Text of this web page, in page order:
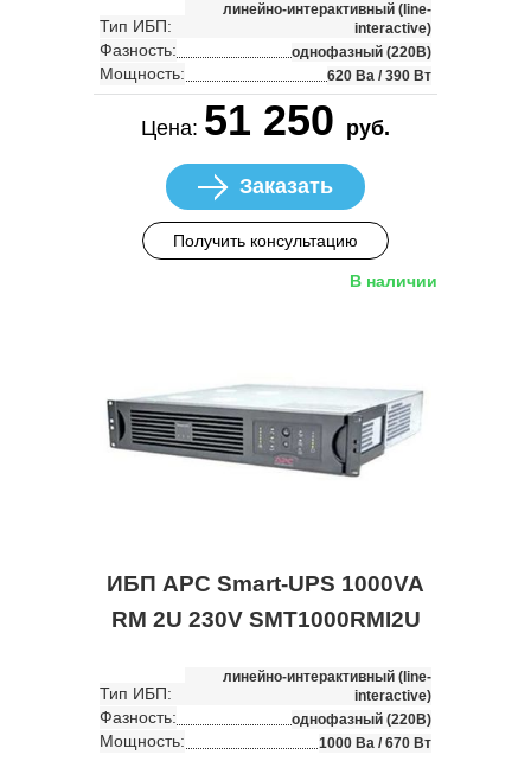
Тип ИБП:
линейно-интерактивный (line-
interactive)
Фазность: однофазный (220В)
Мощность: 620 Ва / 390 Вт
Цена: 51 250 руб.
Заказать
Получить консультацию
В наличии
ИБП APC Smart-UPS 1000VA
RM 2U 230V SMT1000RMI2U
Тип ИБП:
линейно-интерактивный (line-
interactive)
Фазность: однофазный (220В)
Мощность: 1000 Ва / 670 Вт